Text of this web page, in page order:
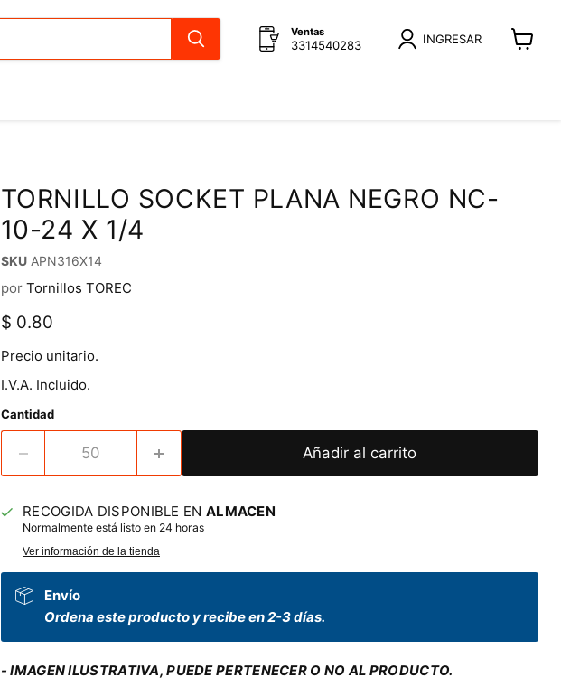
Ventas
3314540283 INGRESAR
TORNILLO SOCKET PLANA NEGRO NC-
10-24 X 1/4
SKU APN316X14
por Tornillos TOREC
Precio actual
$ 0.80
Precio unitario.
I.V.A. Incluido.
Cantidad
Añadir al carrito
RECOGIDA DISPONIBLE EN ALMACEN
Normalmente está listo en 24 horas
Ver información de la tienda
Envío
Ordena este producto y recibe en 2-3 días.
- IMAGEN ILUSTRATIVA, PUEDE PERTENECER O NO AL PRODUCTO.